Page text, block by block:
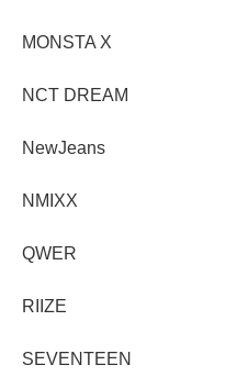
MONSTA X
NCT DREAM
NewJeans
NMIXX
QWER
RIIZE
SEVENTEEN